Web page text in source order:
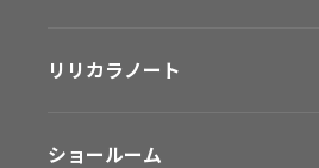
採用情報リリカラノート
ショールーム